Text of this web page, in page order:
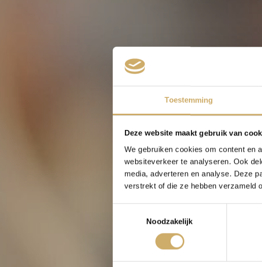
Toestemming
Deze website maakt gebruik van
We gebruiken cookies om content en
websiteverkeer te analyseren. Ook
media, adverteren en analyse. Deze
verstrekt of die ze hebben verzameld
Noodzakelijk